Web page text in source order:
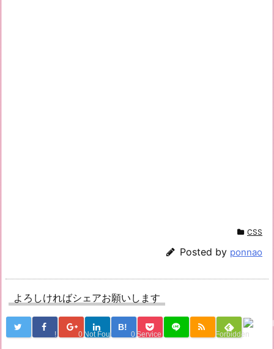
CSS
Posted by ponnao
よろしければシェアお願いします
! 0 Not Found
B!
0 Service Una Forbidden